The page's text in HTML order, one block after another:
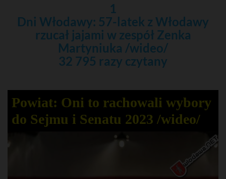
1
Dni Włodawy: 57-latek z Włodawy
rzucał jajami w zespół Zenka
Martyniuka /wideo/
32 795 razy czytany
Powiat: Oni to rachowali wybory
do Sejmu i Senatu 2023 /wideo/